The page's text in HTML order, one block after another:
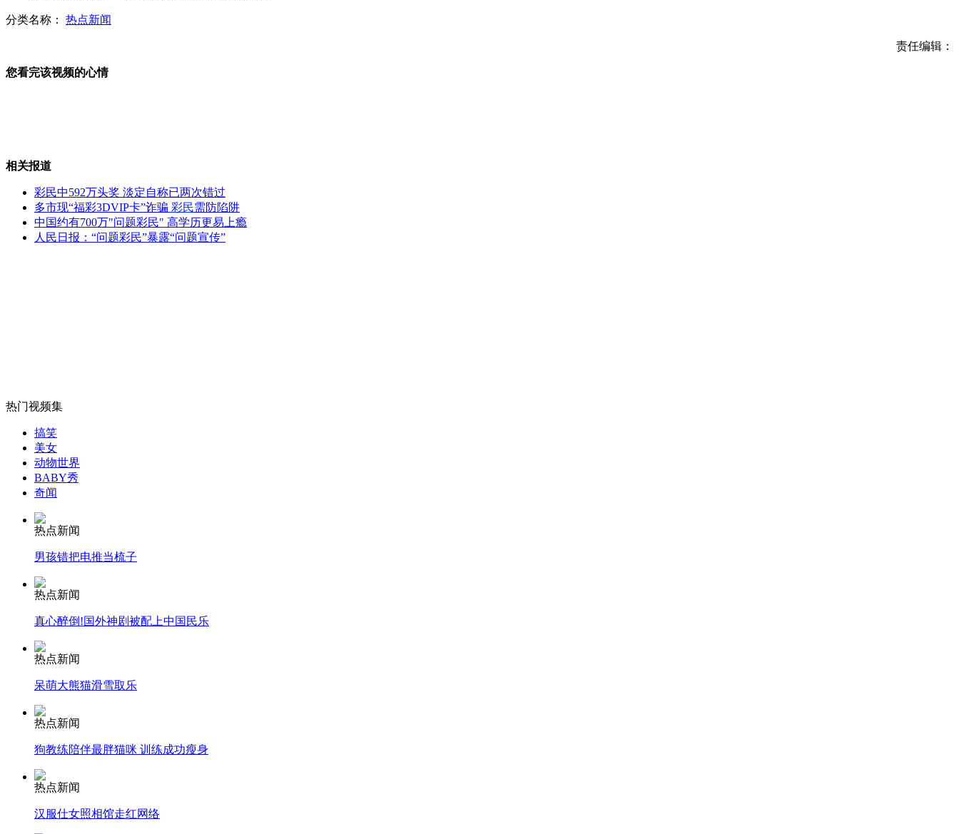
欧洲杯：捷克闪击战2比1胜希腊
英国男子错失1.09亿英镑头奖
女孩北京地铁殴打老人 痛下狠手拳打脚踢
无痛分娩是否安全 医生回应
外交部：有关国家言论片面不公正
安徽一实载49人客车翻车
走！跟着总书记去植树
分类名称： 热点新闻
责任编辑：
您看完该视频的心情
相关报道
彩民中592万头奖 淡定自称已两次错过
多市现“福彩3DVIP卡”诈骗 彩民需防陷阱
中国约有700万"问题彩民" 高学历更易上瘾
人民日报：“问题彩民”暴露“问题宣传”
热门视频集
搞笑
美女
动物世界
BABY秀
奇闻
热点新闻
男孩错把电推当梳子
热点新闻
真心醉倒!国外神剧被配上中国民乐
热点新闻
呆萌大熊猫滑雪取乐
热点新闻
狗教练陪伴最胖猫咪 训练成功瘦身
热点新闻
汉服仕女照相馆走红网络